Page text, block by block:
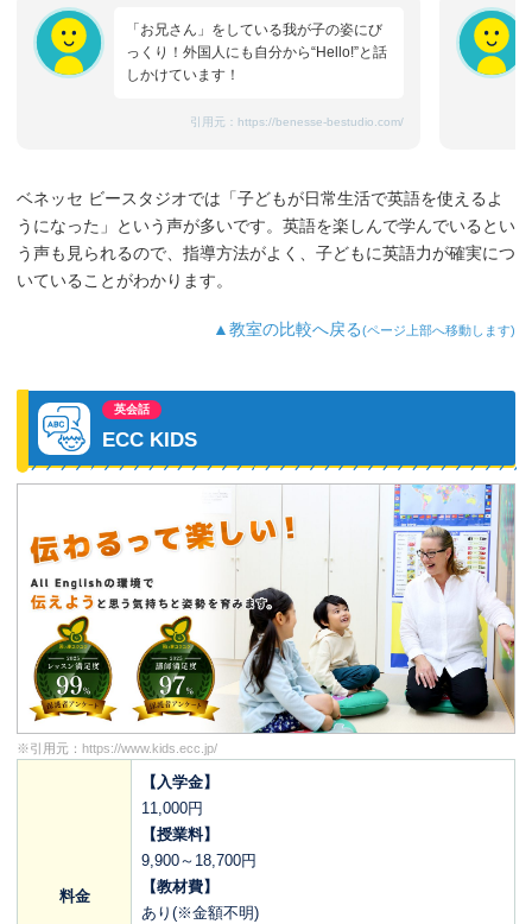
「お兄さん」をしている我が子の姿にび
っくり！外国人にも自分から“Hello!”と話
しかけています！
引用元： https://benesse-bestudio.com/
ベネッセ ビースタジオでは「子どもが日常生活で英語を使えるよ
うになった」という声が多いです。英語を楽しんで学んでいるとい
う声も見られるので、指導方法がよく、子どもに英語力が確実につ
いていることがわかります。
▲教室の比較へ戻る(ページ上部へ移動します)
英会話
ECC KIDS
※引用元： https://www.kids.ecc.jp/
料金
【入学金】
11,000円
【授業料】
9,900～18,700円
【教材費】
あり(※金額不明)